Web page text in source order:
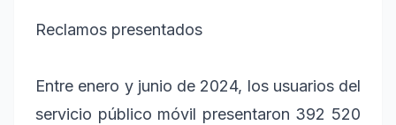
Reclamos presentados
Entre enero y junio de 2024, los usuarios del
servicio público móvil presentaron 392 520